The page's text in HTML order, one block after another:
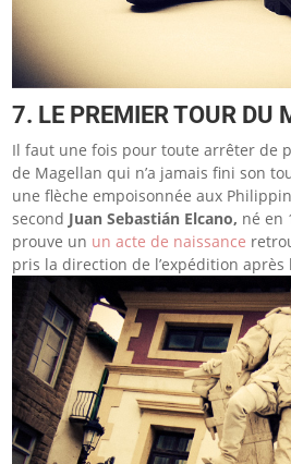
7. LE PREMIER TOUR DU
Il faut une fois pour toute arrêter de
de Magellan qui n’a jamais fini son
une flèche empoisonnée aux
second Juan Sebastián Elcano, né en
prouve un un acte de naissance
pris la direction de l’expédition